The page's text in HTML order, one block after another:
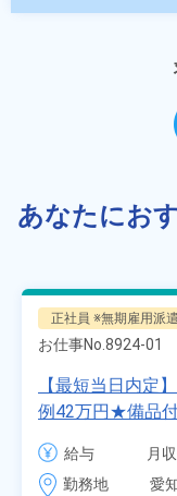
あなたにお
正社員 ※無期雇用派遣
お仕事No. 8924-01
【最短当日内定
例42万円★備品
給・業績賞与あ
種作業！《愛知
給与
月
月
勤務地
愛